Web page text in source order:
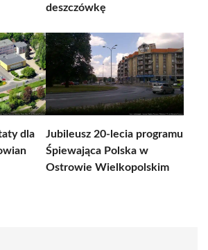
deszczówkę
dla
Jubileusz 20-lecia programu
Śpiewająca Polska w
Ostrowie Wielkopolskim